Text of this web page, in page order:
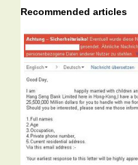
Recommended articles